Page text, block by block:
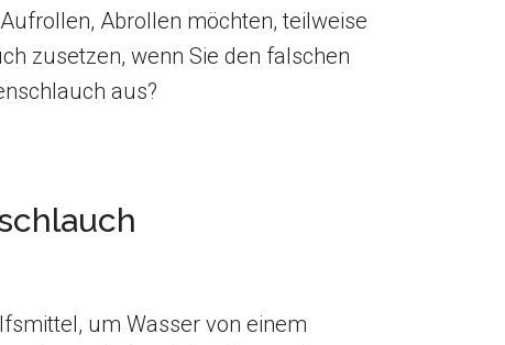
Abrollen möchten, teilweise
zusetzen, wenn Sie den falschen
aus?
um Wasser von einem